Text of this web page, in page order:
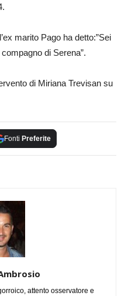
marito Pago ha detto:”Sei
di Serena”.
di Miriana Trevisan su
Fonti Preferite
attento osservatore e